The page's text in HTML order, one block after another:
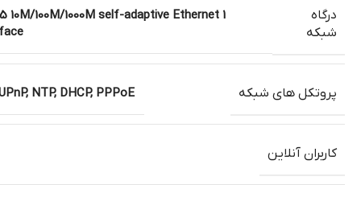
درگاه
شبکه
10M/100M/1000M self-adaptive Ethernet
پروتکل های شبکه NTP, DHCP, PPPoE
کاربران آنلاین